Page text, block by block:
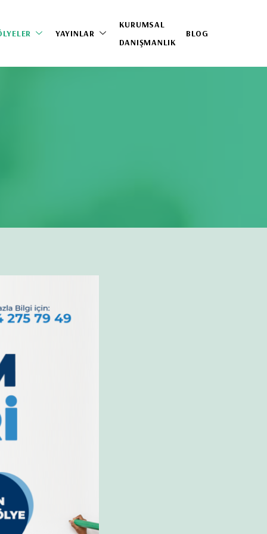
YAYINLAR
KURUMSAL
DANIŞMANLIK
BLOG